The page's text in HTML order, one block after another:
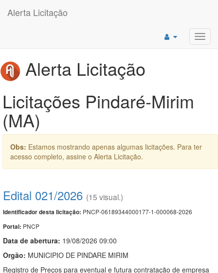
Alerta Licitação
Alerta Licitação
Licitações Pindaré-Mirim
(MA)
Obs: Estamos mostrando apenas algumas licitações. Para ter
acesso completo, assine o Alerta Licitação.
Edital 021/2026 (15 visual.)
Identificador desta licitação: PNCP-06189344000177-1-000068-2026
Portal: PNCP
Data de abertura: 19/08/2026 09:00
Orgão: MUNICIPIO DE PINDARE MIRIM
Registro de Preços para eventual e futura contratação de empresa